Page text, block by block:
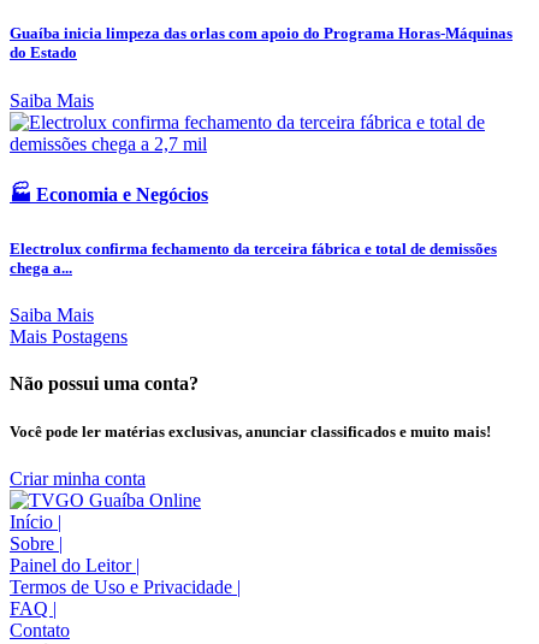
Guaíba inicia limpeza das orlas com apoio do Programa Horas-Máquinas
do Estado
Saiba Mais
🏭 Economia e Negócios
Electrolux confirma fechamento da terceira fábrica e total de demissões
chega a...
Saiba Mais
Mais Postagens
Não possui uma conta?
Você pode ler matérias exclusivas, anunciar classificados e muito mais!
Criar minha conta
Início |
Sobre |
Painel do Leitor |
Termos de Uso e Privacidade |
FAQ |
Contato